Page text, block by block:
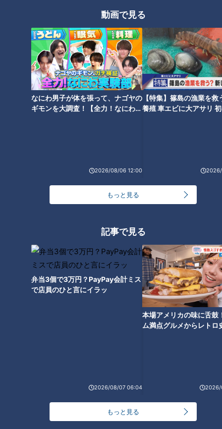
動画で見る
なにわ男子が体を張って、ナゴヤの
ギモンを大調査！【全力！なにわ実
2026/08/06 12:00
【特集】篠島の漁業を救
養殖 車エビに大アサリ
もっと見る
記事で見る
弁当3個で3万円？PayPay会計ミス
で店員のひと言にイラッ
2026/08/07 06:04
本場アメリカの味に舌鼓
ム満点グルメからレトロ
2026/
もっと見る
他にも、志摩産の高級イチゴを使った『志摩産レッドパール
ソフトクリーム』(350円)もオススメです。
鳥羽マルシェ
住所：三重県鳥羽市鳥羽1-2383-42
電話：0599-21-1080
日本一の飼育種類数を誇る『鳥羽水族館』(入館料：大人2800
円、小・中学生1600円、幼児800円)。約1200種類もの生き物
を飼育しており、日本で唯一飼育しているジュゴンをはじめ、
三角コーンを持って高速回転する映像が話題になったラッコの
メイちゃんなど、多くの人気者たちが出迎えてくれます。